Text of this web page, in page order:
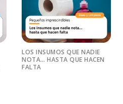
LOS INSUMOS QUE NADIE
NOTA… HASTA QUE HACEN
FALTA